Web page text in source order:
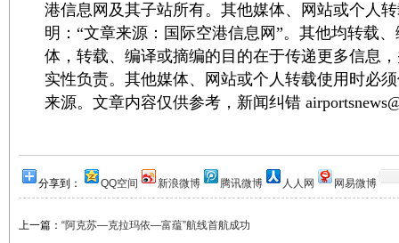
港信息网及其子站所有。其他媒体、网站或个人
明：“文章来源：国际空港信息网”。其他均转载
体，转载、编译或摘编的目的在于传递更多信息
实性负责。其他媒体、网站或个人转载使用时必
来源。文章内容仅供参考，新闻纠错
分享到： QQ空间 新浪微博 腾讯微博 人人网 网易微博
上一篇： “阿克苏—克拉玛依—富蕴”航线首航成功